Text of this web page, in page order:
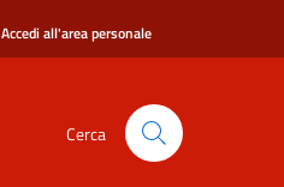
Accedi all'area personale
Cerca